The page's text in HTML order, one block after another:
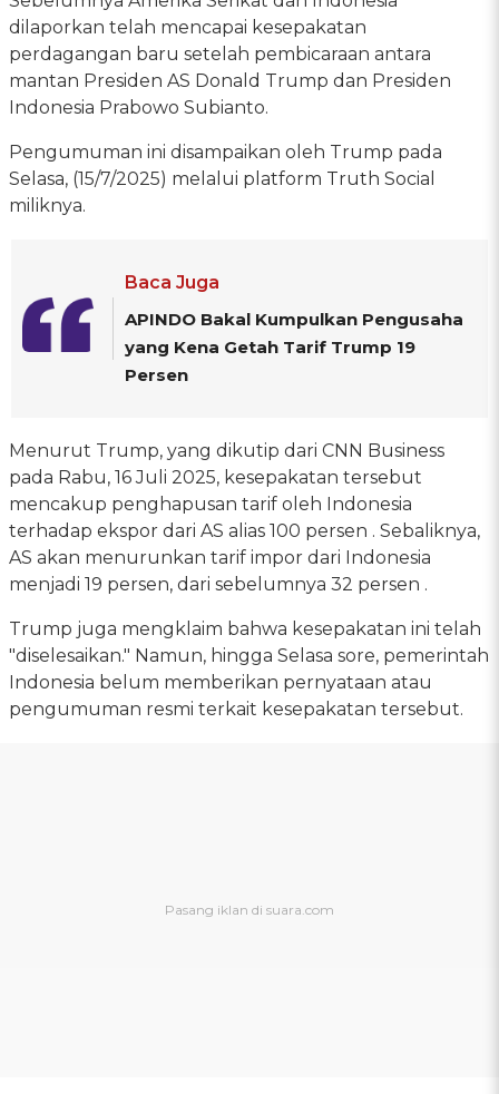
dilaporkan telah mencapai kesepakatan
perdagangan baru setelah pembicaraan antara
mantan Presiden AS Donald Trump dan Presiden
Indonesia Prabowo Subianto.
Pengumuman ini disampaikan oleh Trump pada
Selasa, (15/7/2025) melalui platform Truth Social
miliknya.
Baca Juga
APINDO Bakal Kumpulkan Pengusaha
yang Kena Getah Tarif Trump 19
Persen
Menurut Trump, yang dikutip dari CNN Business
pada Rabu, 16 Juli 2025, kesepakatan tersebut
mencakup penghapusan tarif oleh Indonesia
terhadap ekspor dari AS alias 100 persen . Sebaliknya,
AS akan menurunkan tarif impor dari Indonesia
menjadi 19 persen, dari sebelumnya 32 persen .
Trump juga mengklaim bahwa kesepakatan ini telah
"diselesaikan." Namun, hingga Selasa sore, pemerintah
Indonesia belum memberikan pernyataan atau
pengumuman resmi terkait kesepakatan tersebut.